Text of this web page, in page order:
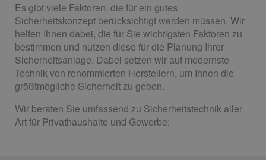
Es gibt viele Faktoren, die für ein gutes
Sicherheitskonzept berücksichtigt werden müssen. Wir
helfen Ihnen dabei, die für Sie wichtigsten Faktoren zu
bestimmen und nutzen diese für die Planung Ihrer
Sicherheitsanlage. Dabei setzen wir auf modernste
Technik von renommierten Herstellern, um Ihnen die
größtmögliche Sicherheit zu geben.
Wir beraten Sie umfassend zu Sicherheitstechnik aller
Art für Privathaushalte und Gewerbe: